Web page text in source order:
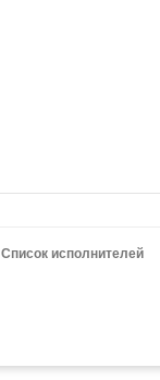
Список исполнителей